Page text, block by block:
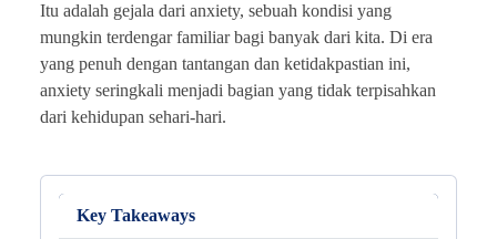
Itu adalah gejala dari anxiety, sebuah kondisi yang
mungkin terdengar familiar bagi banyak dari kita. Di era
yang penuh dengan tantangan dan ketidakpastian ini,
anxiety seringkali menjadi bagian yang tidak terpisahkan
dari kehidupan sehari-hari.
Key Takeaways